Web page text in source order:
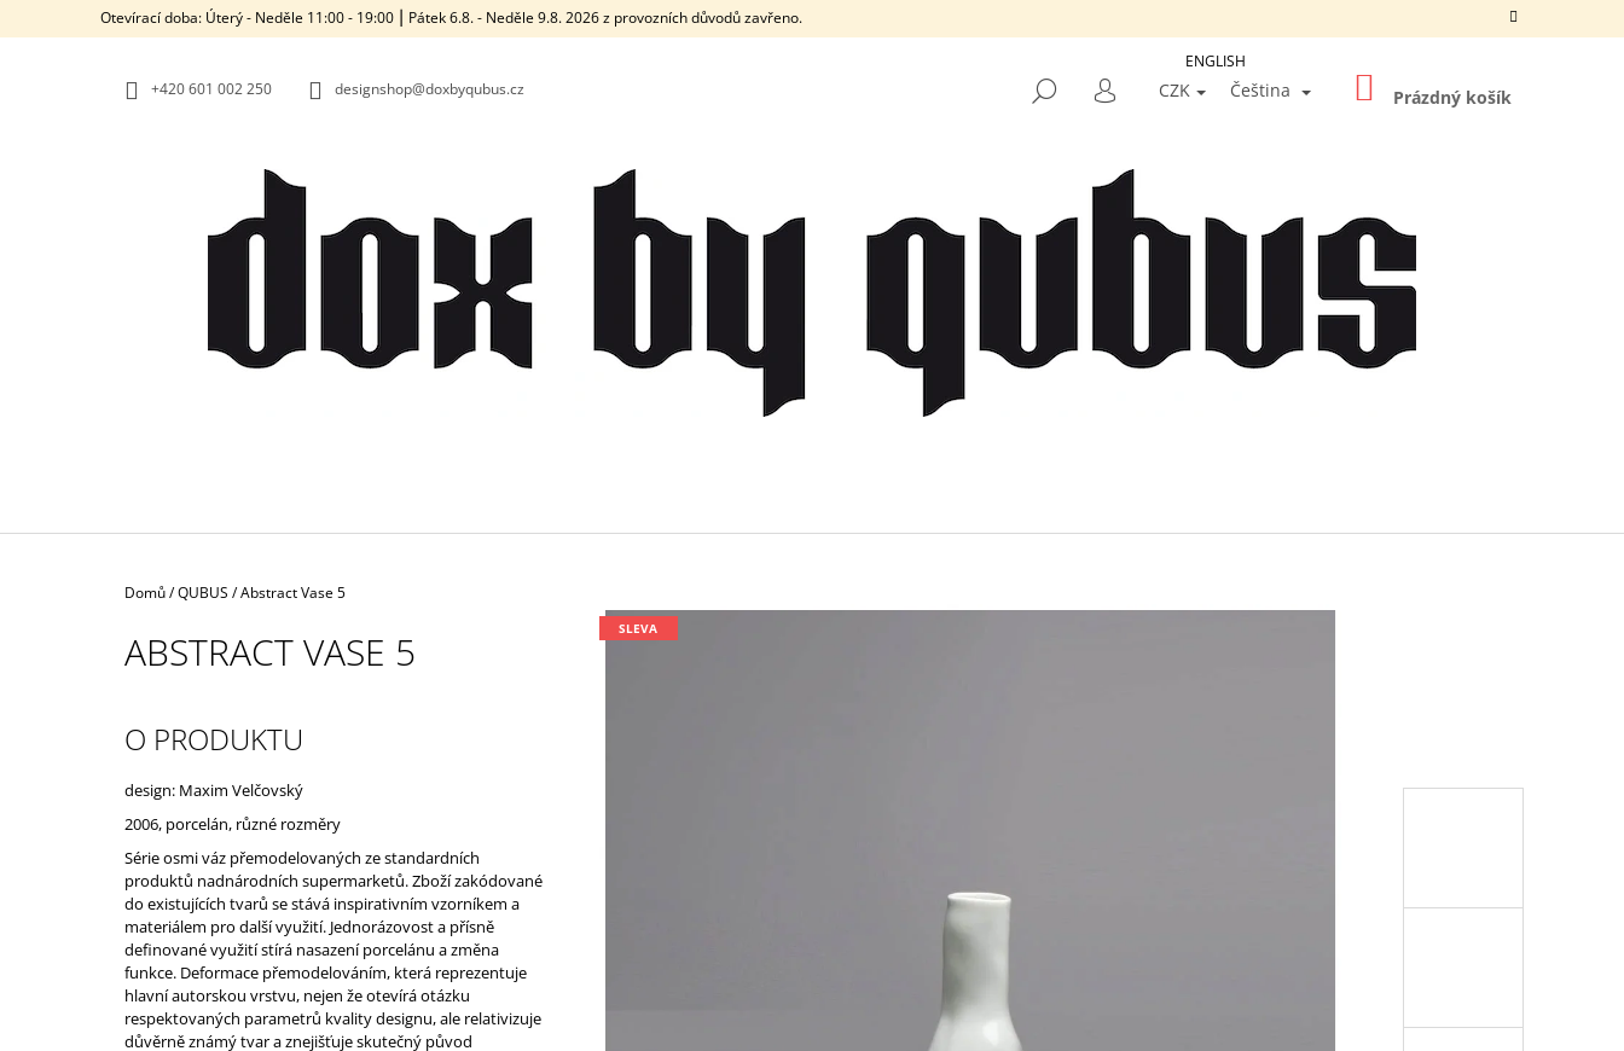
Otevírací doba: Úterý - Neděle 11:00 - 19:00 ⎮ Pátek 6.8. - Neděle 9.8. 2026 z provozních důvodů zavřeno.
+420‭ 601 002 250 designshop@doxbyqubus.cz HLEDAT
PŘIHLÁŠENÍ
CZK Čeština NÁKUPNÍ
KOŠÍK
Prázdný košík
Domů/QUBUS /Abstract Vase 5
ABSTRACT VASE 5 SLEVA
O PRODUKTU
design: Maxim Velčovský
2006, porcelán, různé rozměry
Série osmi váz přemodelovaných ze standardních
produktů nadnárodních supermarketů. Zboží zakódované
do existujících tvarů se stává inspirativním vzorníkem a
materiálem pro další využití. Jednorázovost a přísně
definované využití stírá nasazení porcelánu a změna
funkce. Deformace přemodelováním, která reprezentuje
hlavní autorskou vrstvu, nejen že otevírá otázku
respektovaných parametrů kvality designu, ale relativizuje
důvěrně známý tvar a znejišťuje skutečný původ
O
DOPORUČUJEME
ENGLISH